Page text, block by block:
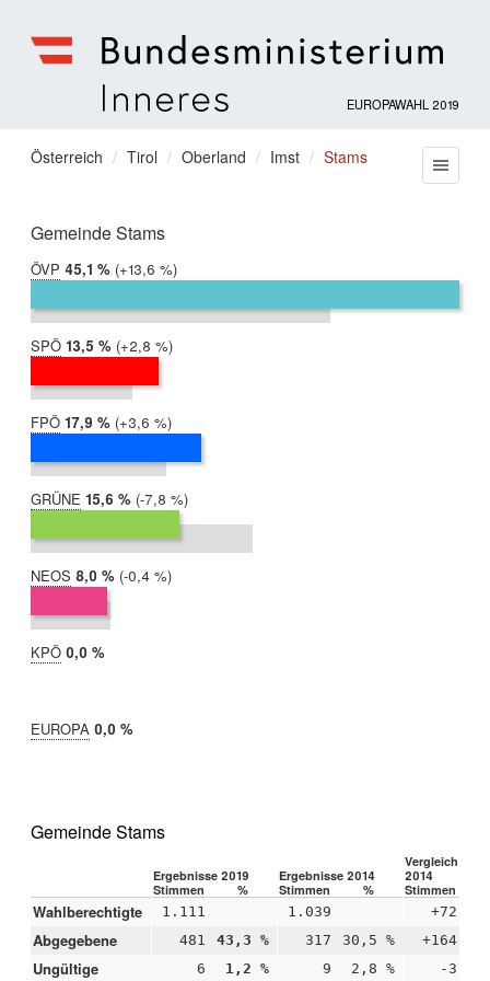
für
Inneres
EUROPAWAHL 2019
Sie
hier:
Österreich Tirol Oberland Imst Stams
Gemeinde Stams
ÖVP 2019:
45,1 %
2014:
31,5 %
Differenz:
+13,6 %
SPÖ 2019:
13,5 %
2014:
10,7 %
Differenz:
+2,8 %
FPÖ 2019:
17,9 %
2014:
14,3 %
Differenz:
+3,6 %
GRÜNE 2019:
15,6 %
2014:
23,4 %
Differenz:
-7,8 %
NEOS 2019:
8,0 %
2014:
8,4 %
Differenz:
-0,4 %
KPÖ 2019:
0,0 %
EUROPA 2019:
0,0 %
Gemeinde Stams
Ergebnisse 2019 Ergebnisse 2014
Vergleich
2014
Stimmen
% Stimmen % Stimmen
Wahlberechtigte 1.111 1.039 +72
Abgegebene 481 43,3 % 317 30,5 % +164
Ungültige 6 1,2 % 9 2,8 % -3